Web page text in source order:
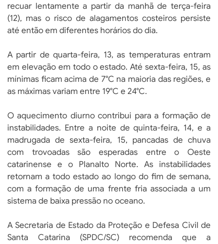
recuar lentamente a partir da manhã de terça-feira
(12), mas o risco de alagamentos costeiros persiste
até então em diferentes horários do dia.
A partir de quarta-feira, 13, as temperaturas entram
em elevação em todo o estado. Até sexta-feira, 15, as
mínimas ficam acima de 7°C na maioria das regiões, e
as máximas variam entre 19°C e 24°C.
O aquecimento diurno contribui para a formação de
instabilidades. Entre a noite de quinta-feira, 14, e a
madrugada de sexta-feira, 15, pancadas de chuva
com trovoadas são esperadas entre o Oeste
catarinense e o Planalto Norte. As instabilidades
retornam a todo estado ao longo do fim de semana,
com a formação de uma frente fria associada a um
sistema de baixa pressão no oceano.
A Secretaria de Estado da Proteção e Defesa Civil de
Santa Catarina (SPDC/SC) recomenda que a